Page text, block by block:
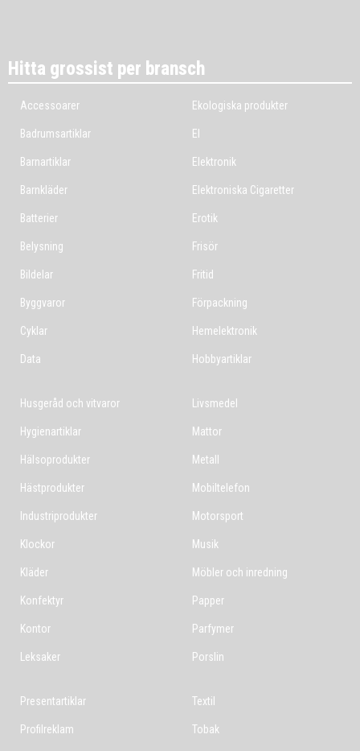
Hitta grossist per bransch
Accessoarer
Badrumsartiklar
Barnartiklar
Barnkläder
Batterier
Belysning
Bildelar
Byggvaror
Cyklar
Data
Ekologiska produkter
El
Elektronik
Elektroniska Cigaretter
Erotik
Frisör
Fritid
Förpackning
Hemelektronik
Hobbyartiklar
Husgeråd och vitvaror
Hygienartiklar
Hälsoprodukter
Hästprodukter
Industriprodukter
Klockor
Kläder
Konfektyr
Kontor
Leksaker
Livsmedel
Mattor
Metall
Mobiltelefon
Motorsport
Musik
Möbler och inredning
Papper
Parfymer
Porslin
Presentartiklar
Profilreklam
Textil
Tobak